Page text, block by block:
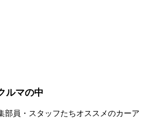
ルマの中
部員・スタッフたちオススメのカーア